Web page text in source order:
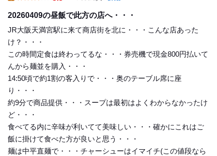
20260409の昼飯で此方の店へ・・・
JR大阪天満宮駅に来て商店街を北に・・・こんな店あった
け？・・・
この時間定食は終わってるな・・・券売機で現金800円払いて
んから麺並を購入・・・
14:50頃で約1割の客入りで・・・奥のテーブル席に座
り・・・
約9分で商品提供・・・スープは最初はよくわからなかったけ
ど・・・
食べてる内に辛味が利いてて美味しい・・・確かにこれはご
飯に掛けて食べた方が良いと思う・・・
麺は中平直麺で・・・チャーシューはイマイチ(この値段なら